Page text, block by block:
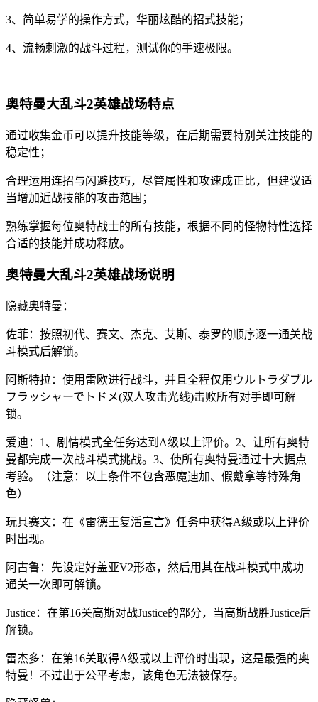
3、简单易学的操作方式，华丽炫酷的招式技能；
4、流畅刺激的战斗过程，测试你的手速极限。
奥特曼大乱斗2英雄战场特点
通过收集金币可以提升技能等级，在后期需要特别关注技能的
稳定性；
合理运用连招与闪避技巧，尽管属性和攻速成正比，但建议适
当增加近战技能的攻击范围；
熟练掌握每位奥特战士的所有技能，根据不同的怪物特性选择
合适的技能并成功释放。
奥特曼大乱斗2英雄战场说明
隐藏奥特曼：
佐菲：按照初代、赛文、杰克、艾斯、泰罗的顺序逐一通关战
斗模式后解锁。
阿斯特拉：使用雷欧进行战斗，并且全程仅用ウルトラダブル
フラッシャーでトドメ(双人攻击光线)击败所有对手即可解
锁。
爱迪：1、剧情模式全任务达到A级以上评价。2、让所有奥特
曼都完成一次战斗模式挑战。3、使所有奥特曼通过十大据点
考验。（注意：以上条件不包含恶魔迪加、假戴拿等特殊角
色）
玩具赛文：在《雷德王复活宣言》任务中获得A级或以上评价
时出现。
阿古鲁：先设定好盖亚V2形态，然后用其在战斗模式中成功
通关一次即可解锁。
Justice：在第16关高斯对战Justice的部分，当高斯战胜Justice后
解锁。
雷杰多：在第16关取得A级或以上评价时出现，这是最强的奥
特曼！不过出于公平考虑，该角色无法被保存。